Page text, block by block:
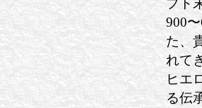
900
た、
れて
ヒエ
る伝